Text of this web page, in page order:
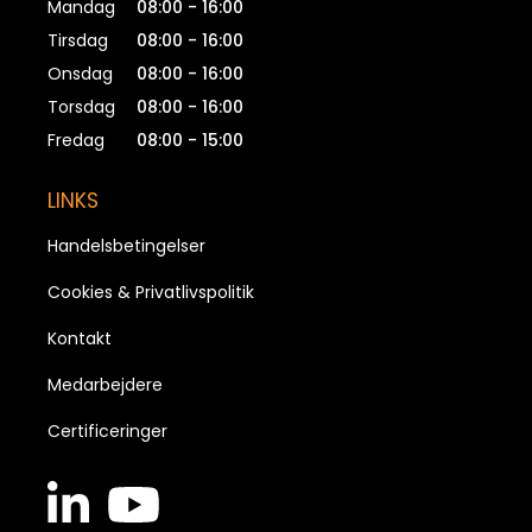
Mandag
08:00 - 16:00
Tirsdag
08:00 - 16:00
Onsdag
08:00 - 16:00
Torsdag
08:00 - 16:00
Fredag
08:00 - 15:00
LINKS
Handelsbetingelser
Cookies & Privatlivspolitik
Kontakt
Medarbejdere
Certificeringer
linkedin
in